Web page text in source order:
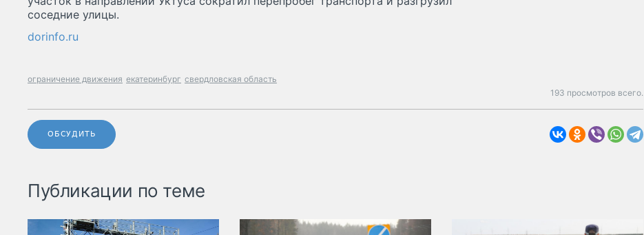
соседние улицы.
dorinfo.ru
ограничение движения екатеринбург свердловская область
193 просмотров всего.
ОБСУДИТЬ
Публикации по теме